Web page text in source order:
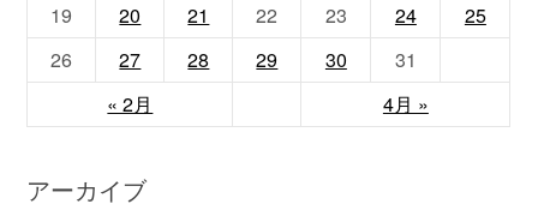
« 2月 4月 »
19
20 21 22 23 24
25
26
27 28 29 30 31
アーカイブ